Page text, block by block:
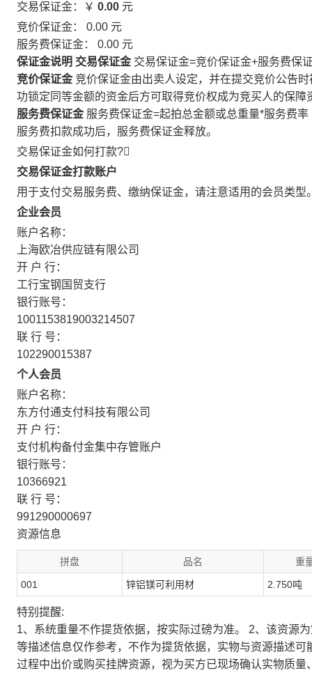
交易保证金：￥ 0.00 元
竞价保证金： 0.00 元
服务费保证金： 0.00 元
保证金说明 交易保证金 交易保证金=竞价保证金+服务费保
竞价保证金 竞价保证金由出卖人设定，并在提交竞价公告
功锁定同等金额的资金后方可取得竞价权成为竞买人的保障
服务费保证金 服务费保证金=起拍总金额或总重量*服务费率
服务费扣款成功后，服务费保证金释放。
交易保证金如何打款?
交易保证金打款账户
用于支付交易服务费、缴纳保证金，请注意适用的会员类型
企业会员
账户名称：
上海欧冶供应链有限公司
开 户 行：
工行宝钢国贸支行
银行账号：
1001153819003214507
联 行 号：
102290015387
个人会员
账户名称：
东方付通支付科技有限公司
开 户 行：
支付机构备付金集中存管账户
银行账号：
10366921
联 行 号：
991290000697
资源信息
拼盘 品名 重
001 锌铝镁可利用材 2.750吨
特别提醒:
1、系统重量不作提货依据，按实际过磅为准。 2、该资源
等描述信息仅作参考，不作为提货依据，实物与资源描述
过程中出价或购买挂牌资源，视为买方已现场确认实物质